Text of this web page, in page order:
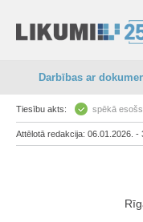
Darbības ar
Tiesību akts: spēkā esošs
Attēlotā redakcija: 06.01.2026. -